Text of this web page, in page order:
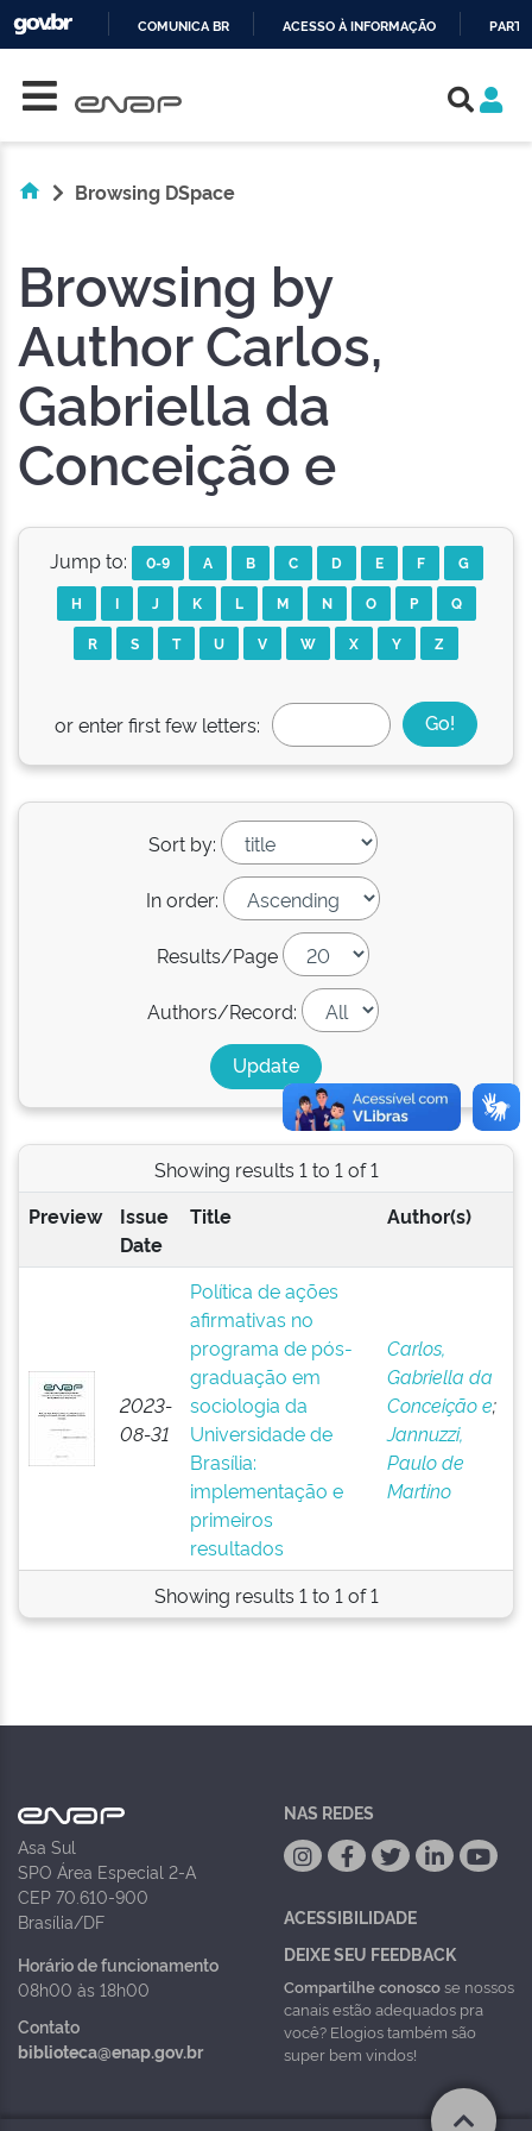
COMUNICA BR ACESSO À INFORMAÇÃO
Browsing DSpace
Browsing by
Author Carlos,
Gabriella da
Conceição e
Jump to: 0-9 A B C D E F
G
H
I J K L M N O P
Q
R
S T U V W X Y Z
or enter first few letters:
Sort by:
In order:
Results/Page
Authors/Record:
Showing results 1 to 1 of 1
Preview
Issue
Date
Title Author(s)
2023-
08-31
Política de ações
afirmativas no
programa de pós-
graduação em
sociologia da
Universidade de
Brasília:
implementação e
primeiros
resultados
Carlos,
Gabriella da
Conceição e;
Jannuzzi,
Paulo de
Martino
Showing results 1 to 1 of 1
Asa Sul
SPO Área Especial 2-A
CEP 70.610-900
Brasília/DF
Horário de funcionamento
08h00 às 18h00
Contato
biblioteca@enap.gov.br
NAS REDES
ACESSIBILIDADE
DEIXE SEU FEEDBACK
Compartilhe conoscose nossos
canais estão adequados pra
você? Elogios também são
super bem vindos!